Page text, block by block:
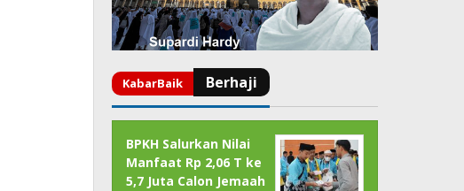
BPKH Salurkan Nilai
Manfaat Rp 2,06 T ke
5,7 Juta Calon Jemaah